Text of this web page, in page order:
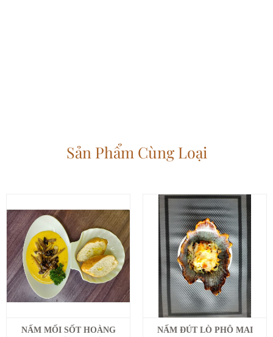
Sản Phẩm Cùng Loại
NẤM MỐI SỐT HOÀNG
NẤM ĐÚT LÒ PHÔ MAI